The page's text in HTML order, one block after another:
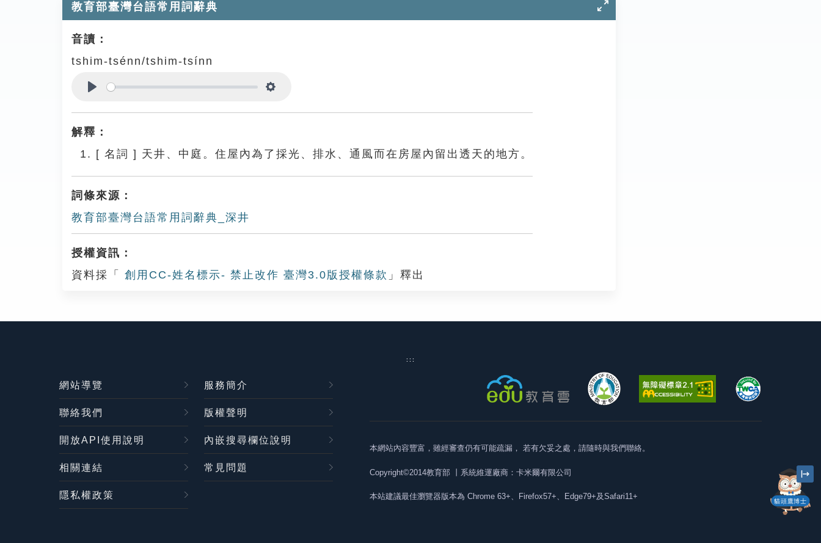
教育部臺灣台語常用詞辭典
音讀：
tshim-tsénn/tshim-tsínn
解釋：
[ 名詞 ] 天井、中庭。住屋內為了採光、排水、通風而在房屋內留出透天的地方。
詞條來源：
教育部臺灣台語常用詞辭典_深井
授權資訊：
資料採「
創用CC-姓名標示- 禁止改作 臺灣3.0版授權條款 」釋出
貓頭鷹博士
:::
網站導覽 服務簡介
聯絡我們 版權聲明
開放API使用說明 內嵌搜尋欄位說明
相關連結 常見問題
隱私權政策
本網站內容豐富，雖經審查仍有可能疏漏， 若有欠妥之處，請隨時與我們聯絡。
Copyright©2014教育部 丨系統維運廠商：卡米爾有限公司
本站建議最佳瀏覽器版本為 Chrome 63+、Firefox57+、Edge79+及Safari11+